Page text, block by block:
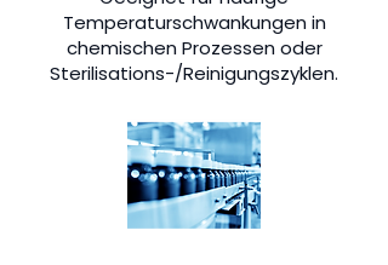
Temperaturschwankungen in
chemischen Prozessen oder
Sterilisations-/Reinigungszyklen.